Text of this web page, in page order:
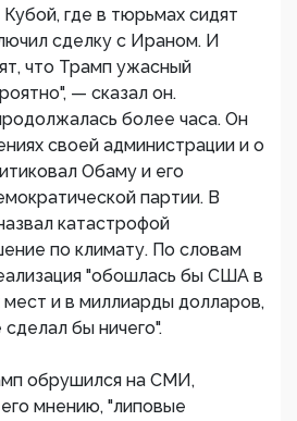
где в тюрьмах сидят
сделку с Ираном. И
что Трамп ужасный
— сказал он.
более часа. Он
своей администрации и о
Обаму и его
партии. В
катастрофой
по климату. По словам
"обошлась бы США в
и в миллиарды долларов,
бы ничего".
обрушился на СМИ,
мнению, "липовые